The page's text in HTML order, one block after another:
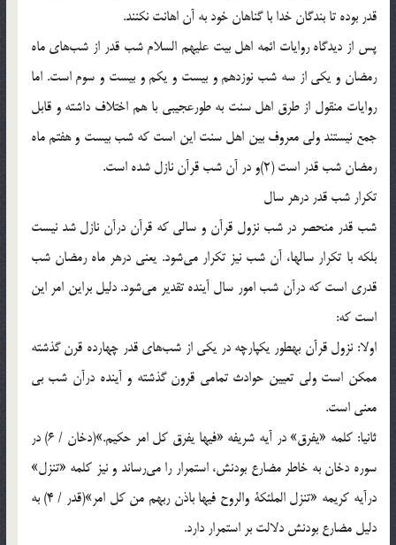
قدر بوده تا بندگان خدا با گناهان خود به آن اهانت نكنند.
پس از دیدگاه روایات ائمه اهل بیت علیهم السلام شب قدر از شب‌هاى ماه
رمضان و یكى از سه شب نوزدهم و بیست و یكم و بیست و سوم است. اما
روایات منقول از طرق اهل سنت‌ به طورعجیبى با هم اختلاف داشته و قابل
جمع نیستند ولى معروف بین اهل سنت این است كه شب بیست و هفتم ماه
رمضان شب قدر است (2)و در آن شب قرآن نازل شده است.
تكرار شب قدر درهر سال
شب قدر منحصر در شب نزول قرآن و سالى كه قرآن درآن نازل شد نیست
‌بلكه با تكرار سالها، آن شب نیز تكرار مى‌شود. یعنى درهر ماه رمضان شب
قدرى است كه درآن شب امور سال آینده تقدیر مى‌شود. دلیل براین امر این
است كه:
اولا: نزول قرآن بهطور یكپارچه در یكى از شب‌هاى قدر چهارده قرن گذشته
ممكن است ولى تعیین حوادث تمامى قرون گذشته و آینده درآن شب بى‌
معنى است.
ثانیا: كلمه «یفرق‌» در آیه شریفه «فیها یفرق كل امر حكیم‌.»(دخان / 6) در
سوره دخان به خاطر مضارع بودنش، استمرار را مى‌رساند و نیز كلمه «تنزل‌»
درآیه كریمه «تنزل الملئكة والروح فیها باذن ربهم من كل امر»(قدر / 4) به
دلیل مضارع بودنش دلالت ‌بر استمرار دارد.